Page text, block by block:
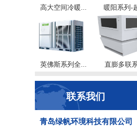
高大空间冷暖... 暖阳系列-
英佛斯系列全... 直膨多联
联系我们
青岛绿帆环境科技有限公司